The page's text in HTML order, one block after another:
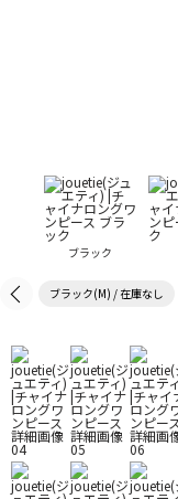
ブラック
ブラック(M) / 在庫なし